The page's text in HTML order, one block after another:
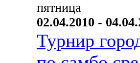
пятница
02.04.2010 -
Турнир